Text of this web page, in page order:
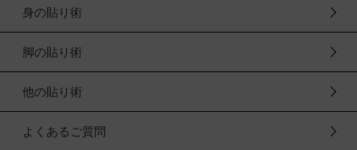
身の貼り術
脚の貼り術
他の貼り術
よくあるご質問